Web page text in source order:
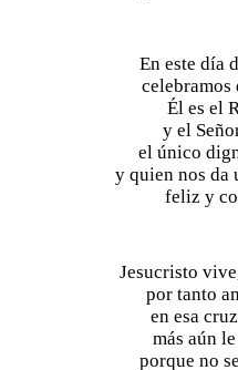
En este día
celebramos
Él es el
y el
el único
y quien nos da
feliz y
Jesucristo
por tanto
en esa
más aún
porque no